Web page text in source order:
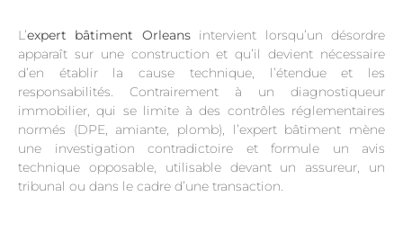
L’expert bâtiment Orleansintervient lorsqu’un désordre
apparaît sur une construction et qu’il devient nécessaire
d’en établir la cause technique, l’étendue et les
responsabilités. Contrairement à un diagnostiqueur
immobilier, qui se limite à des contrôles réglementaires
normés (DPE, amiante, plomb), l’expert bâtiment mène
une investigation contradictoire et formule un avis
technique opposable, utilisable devant un assureur, un
tribunal ou dans le cadre d’une transaction.